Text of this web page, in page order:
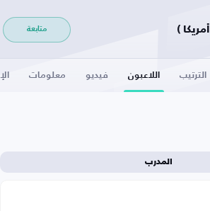
متابعة
الترتيب اللاعبون فيديو معلومات
المدرب